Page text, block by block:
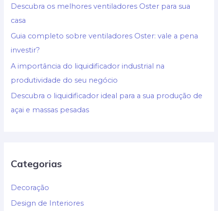
Descubra os melhores ventiladores Oster para sua
casa
Guia completo sobre ventiladores Oster: vale a pena
investir?
A importância do liquidificador industrial na
produtividade do seu negócio
Descubra o liquidificador ideal para a sua produção de
açai e massas pesadas
Categorias
Decoração
Design de Interiores